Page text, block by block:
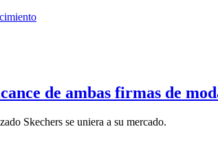
de ambas firmas de
Skechers se uniera a su mercado.